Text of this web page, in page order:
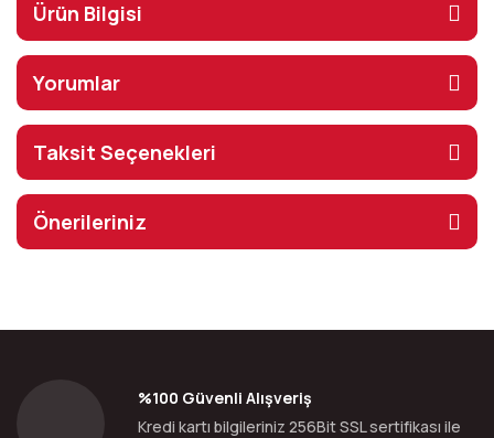
Ürün Bilgisi
Yorumlar
Taksit Seçenekleri
Önerileriniz
%100 Güvenli Alışveriş
Kredi kartı bilgileriniz 256Bit SSL sertifikası ile